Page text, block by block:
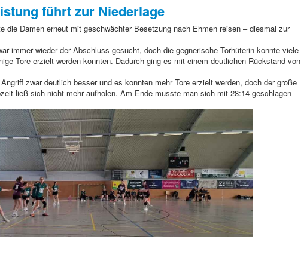
führt zur Niederlage
die Damen erneut mit geschwächter Besetzung nach Ehmen reisen – diesmal zur
immer wieder der Abschluss gesucht, doch die gegnerische Torhüterin konnte viele
Tore erzielt werden konnten. Dadurch ging es mit einem deutlichen Rückstand von
zwar deutlich besser und es konnten mehr Tore erzielt werden, doch der große
ließ sich nicht mehr aufholen. Am Ende musste man sich mit 28:14 geschlagen